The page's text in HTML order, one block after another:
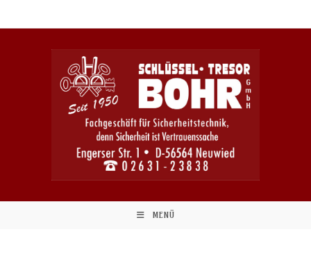
Inhalt
MENÜ